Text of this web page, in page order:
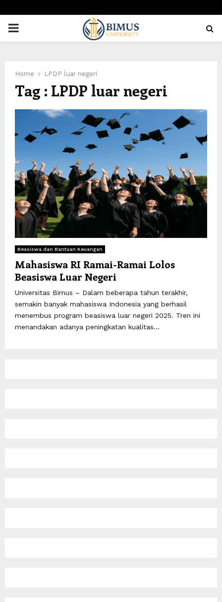
PRIMARY
Home LPDP luar negeri
Tag : LPDP luar negeri
Beasiswa dan Bantuan Keuangan
Mahasiswa RI Ramai-Ramai Lolos
Beasiswa Luar Negeri
Universitas Bimus – Dalam beberapa tahun terakhir,
semakin banyak mahasiswa Indonesia yang berhasil
menembus program beasiswa luar negeri 2025. Tren ini
menandakan adanya peningkatan kualitas...